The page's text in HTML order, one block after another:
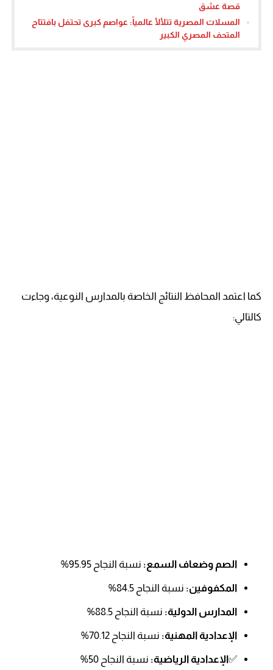
قصة عشق
المسلات المصرية تتلألأ عالمياً: عواصم كبرى تحتفل بافتتاح
المتحف المصري الكبير
كما اعتمد المحافظ النتائج الخاصة بالمدارس النوعية، وجاءت
كالتالي:
الصم وضعاف السمع: نسبة النجاح 95.95%
المكفوفين: نسبة النجاح 84.5%
المدارس الدولية: نسبة النجاح 88.5%
الإعدادية المهنية: نسبة النجاح 70.12%
✅الإعدادية الرياضية: نسبة النجاح 50%